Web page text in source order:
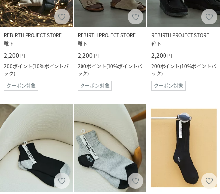
REBIRTH PROJECT STORE
靴下
2,200 円
200ポイント(10%ポイントバ
ック)
クーポン対象
REBIRTH PROJECT STORE
靴下
2,200 円
200ポイント(10%ポイントバ
ック)
クーポン対象
REBIRTH PROJECT STORE
靴下
2,200 円
200ポイント(10%ポイントバ
ック)
クーポン対象